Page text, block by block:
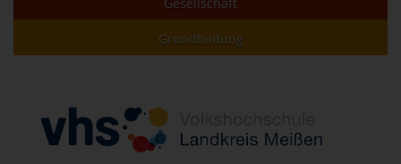
Grundbildung